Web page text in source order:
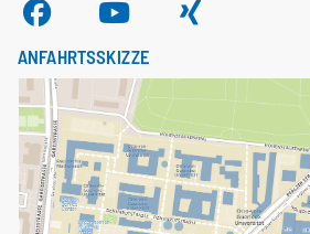
ANFAHRTSSKIZZE